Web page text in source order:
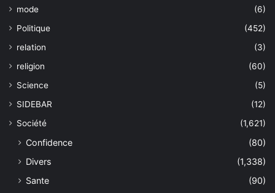
mode
(6)
Politique
(452)
relation
(3)
religion
(60)
Science
(5)
SIDEBAR
(12)
Société
(1,621)
Confidence
(80)
Divers
(1,338)
Sante
(90)